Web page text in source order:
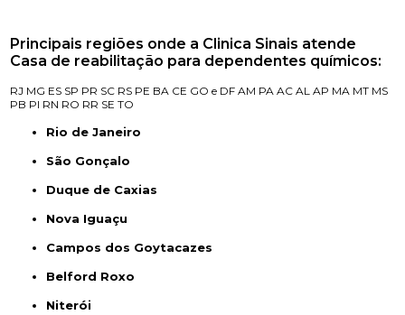
Principais regiões onde a Clinica Sinais atende
Casa de reabilitação para dependentes químicos:
RJ MG ES SP PR SC RS PE BA CE GO e DF AM PA AC AL AP MA MT MS
PB PI RN RO RR SE TO
Rio de Janeiro
São Gonçalo
Duque de Caxias
Nova Iguaçu
Campos dos Goytacazes
Belford Roxo
Niterói